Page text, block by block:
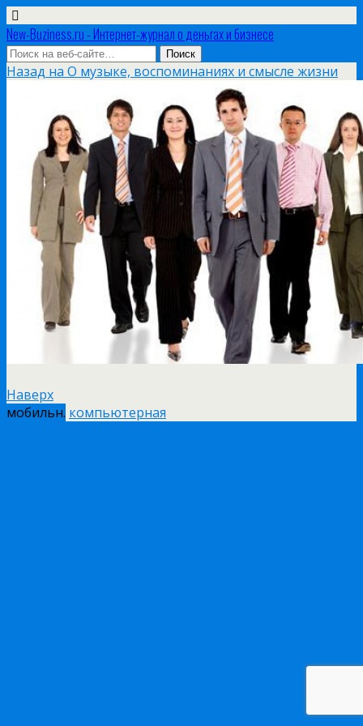
New-Buziness.ru - Интернет-журнал о деньгах и бизнесе
Назад на О музыке, воспоминаниях и смысле жизни
Наверх
мобильн. компьютерная